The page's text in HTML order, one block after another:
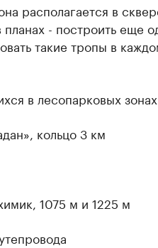
располагается в
- построить еще
такие тропы в
в лесопарковых
кольцо 3 км
1075 м и 1225 м